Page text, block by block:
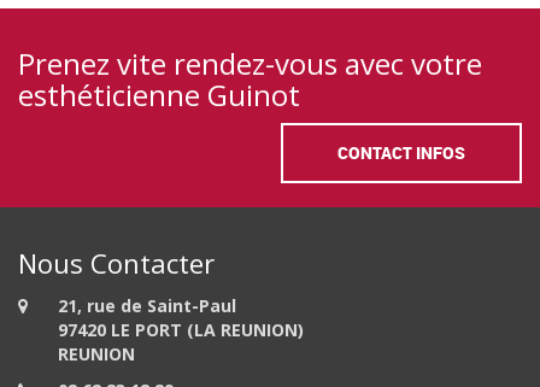
Prenez vite rendez-vous avec votre
esthéticienne Guinot
CONTACT INFOS
Nous Contacter
21, rue de Saint-Paul
97420 LE PORT (LA REUNION)
REUNION